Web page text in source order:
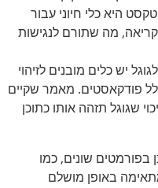
היא כלי חיוני עבור
קריאה, מה שתורם לנגישות
לגוגל יש כלים מובנים לזיהוי
פודקאסטים. מאמר שקיים
שגוגל תזהה אותו כתוכן
שונים, כמו
באופן מושלם